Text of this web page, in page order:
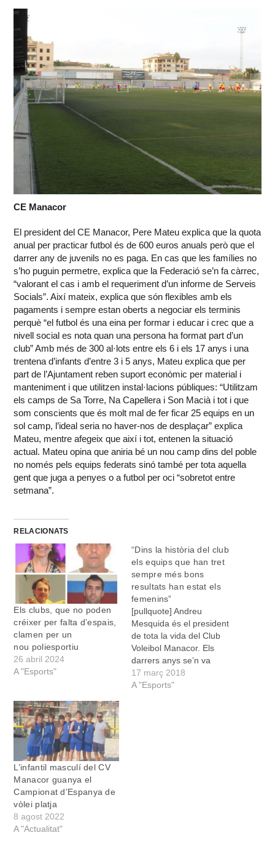
CE Manacor
El president del CE Manacor, Pere Mateu explica que la quota
anual per practicar futbol és de 600 euros anuals però que el
darrer any de juvenils no es paga. En cas que les famílies no
s’ho puguin permetre, explica que la Federació se’n fa càrrec,
“valorant el cas i amb el requeriment d’un informe de Serveis
Socials”. Així mateix, explica que són flexibles amb els
pagaments i sempre estan oberts a negociar els terminis
perquè “el futbol és una eina per formar i educar i crec que a
nivell social es nota quan una persona ha format part d’un
club” Amb més de 300 al·lots entre els 6 i els 17 anys i una
trentena d’infants d’entre 3 i 5 anys, Mateu explica que per
part de l’Ajuntament reben suport econòmic per material i
manteniment i que utilitzen instal·lacions públiques: “Utilitzam
els camps de Sa Torre, Na Capellera i Son Macià i tot i que
som conscients que és molt mal de fer ficar 25 equips en un
sol camp, l’ideal seria no haver-nos de desplaçar” explica
Mateu, mentre afegeix que així i tot, entenen la situació
actual. Mateu opina que aniria bé un nou camp dins del poble
no només pels equips federats sinó també per tota aquella
gent que juga a penyes o a futbol per oci “sobretot entre
setmana”.
RELACIONATS
Els clubs, que no poden
créixer per falta d’espais,
clamen per un
nou poliesportiu
26 abril 2024
A "Esports"
“Dins la història del club
els equips que han tret
sempre més bons
resultats han estat els
femenins”
[pullquote] Andreu
Mesquida és el president
de tota la vida del Club
Voleibol Manacor. Els
darrers anys se’n va
distanciar per presidir la
Federació Balear, però ara
17 març 2018
A "Esports"
L’infantil masculí del CV
Manacor guanya el
Campionat d’Espanya de
vòlei platja
8 agost 2022
A "Actualitat"